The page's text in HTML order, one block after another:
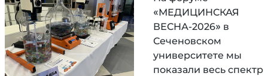
«МЕДИЦИНСКАЯ
ВЕСНА-2026» в
Сеченовском
университете мы
показали весь спектр